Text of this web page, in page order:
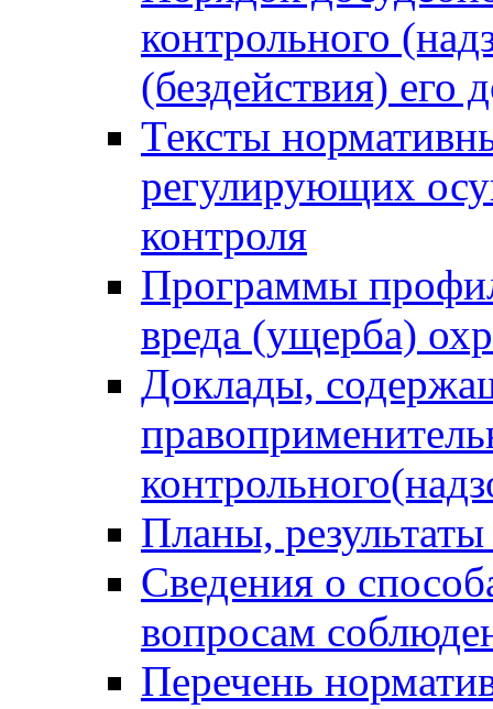
контрольного
(бездействия)
Тексты
регулирующих
контроля
Программы
вреда (ущерба)
Доклады,
Планы,
Сведения о
вопросам
Перечень